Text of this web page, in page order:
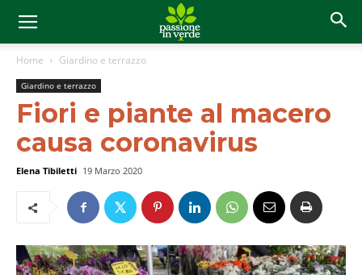
Home Giardino e terrazzo
Giardino e terrazzo
Fiori e piante al macero
causa coronavirus
Elena Tibiletti 19 Marzo 2020